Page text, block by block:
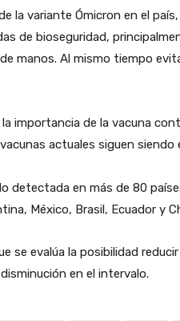
la variante Ómicron en el
de bioseguridad,
manos. Al mismo tiempo
importancia de la vacuna
actuales siguen
detectada en más de 80
México, Brasil, Ecuador y
se evalúa la posibilidad
en el intervalo.